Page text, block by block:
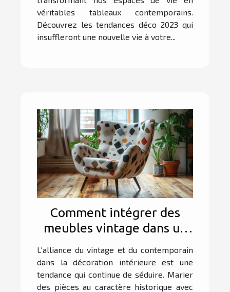
véritables tableaux contemporains.
Découvrez les tendances déco 2023 qui
insuffleront une nouvelle vie à votre...
Comment intégrer des
meubles vintage dans un
L'alliance du vintage et du contemporain
dans la décoration intérieure est une
tendance qui continue de séduire. Marier
des pièces au caractère historique avec